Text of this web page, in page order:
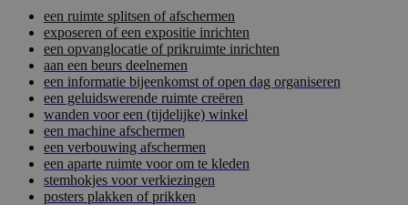
een ruimte splitsen of afschermen
exposeren of een expositie inrichten
een opvanglocatie of prikruimte inrichten
aan een beurs deelnemen
een informatie bijeenkomst of open dag organiseren
een geluidswerende ruimte creëren
wanden voor een (tijdelijke) winkel
een machine afschermen
een verbouwing afschermen
een aparte ruimte voor om te kleden
stemhokjes voor verkiezingen
posters plakken of prikken